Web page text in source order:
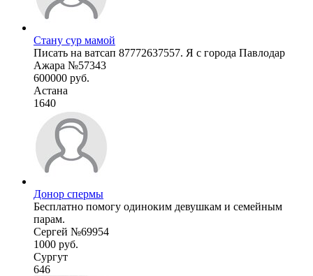
Стану сур мамой
Писать на ватсап 87772637557. Я с города Павлодар
Ажара №57343
600000 руб.
Астана
1640
Донор спермы
Бесплатно помогу одиноким девушкам и семейным
парам.
Сергей №69954
1000 руб.
Сургут
646